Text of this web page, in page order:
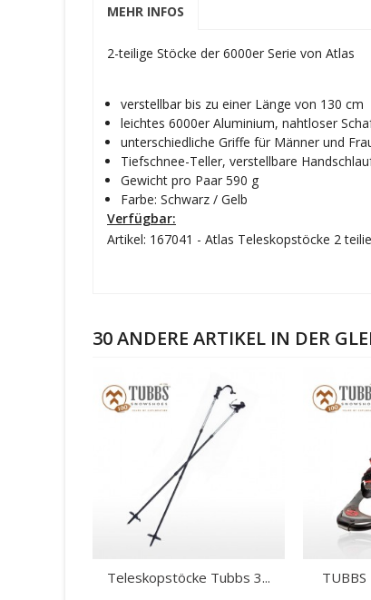
MEHR INFOS
2-teilige Stöcke der 6000er Serie von Atlas
verstellbar bis zu einer Länge von 130 cm
leichtes 6000er Aluminium, nahtloser
unterschiedliche Griffe für Männer und
Tiefschnee-Teller, verstellbare
Gewicht pro Paar 590 g
Farbe: Schwarz / Gelb
Verfügbar:
Artikel: 167041 - Atlas Teleskopstöcke 2
30 ANDERE ARTIKEL IN DER
Teleskopstöcke Tubbs 3...